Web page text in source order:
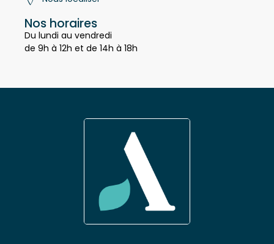
Nos horaires
Du lundi au vendredi